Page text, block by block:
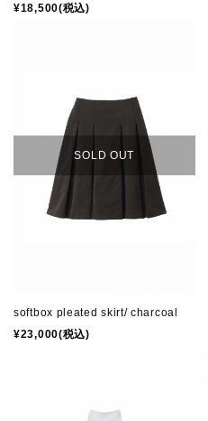
¥18,500(税込)
SOLD OUT
softbox pleated skirt/ charcoal
¥23,000(税込)